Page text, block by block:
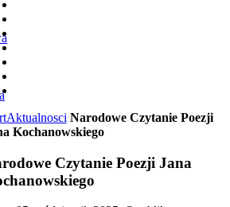
Aktualnosci Narodowe Czytanie Poezji
Kochanowskiego
Czytanie Poezji Jana